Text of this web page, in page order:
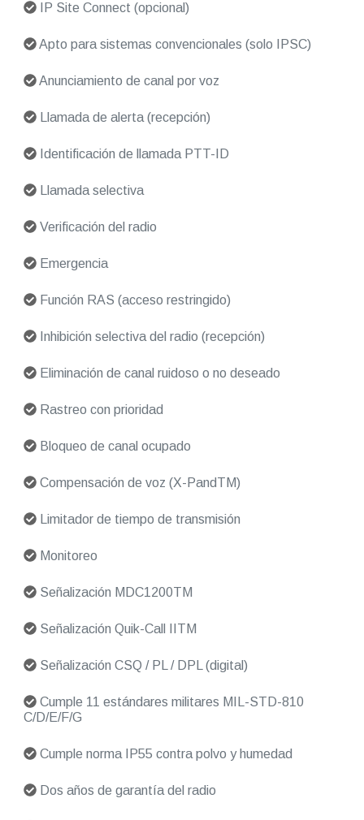
IP Site Connect (opcional)
Apto para sistemas convencionales (solo IPSC)
Anunciamiento de canal por voz
Llamada de alerta (recepción)
Identificación de llamada PTT-ID
Llamada selectiva
Verificación del radio
Emergencia
Función RAS (acceso restringido)
Inhibición selectiva del radio (recepción)
Eliminación de canal ruidoso o no deseado
Rastreo con prioridad
Bloqueo de canal ocupado
Compensación de voz (X-PandTM)
Limitador de tiempo de transmisión
Monitoreo
Señalización MDC1200TM
Señalización Quik-Call IITM
Señalización CSQ / PL / DPL (digital)
Cumple 11 estándares militares MIL-STD-810
C/D/E/F/G
Cumple norma IP55 contra polvo y humedad
Dos años de garantía del radio